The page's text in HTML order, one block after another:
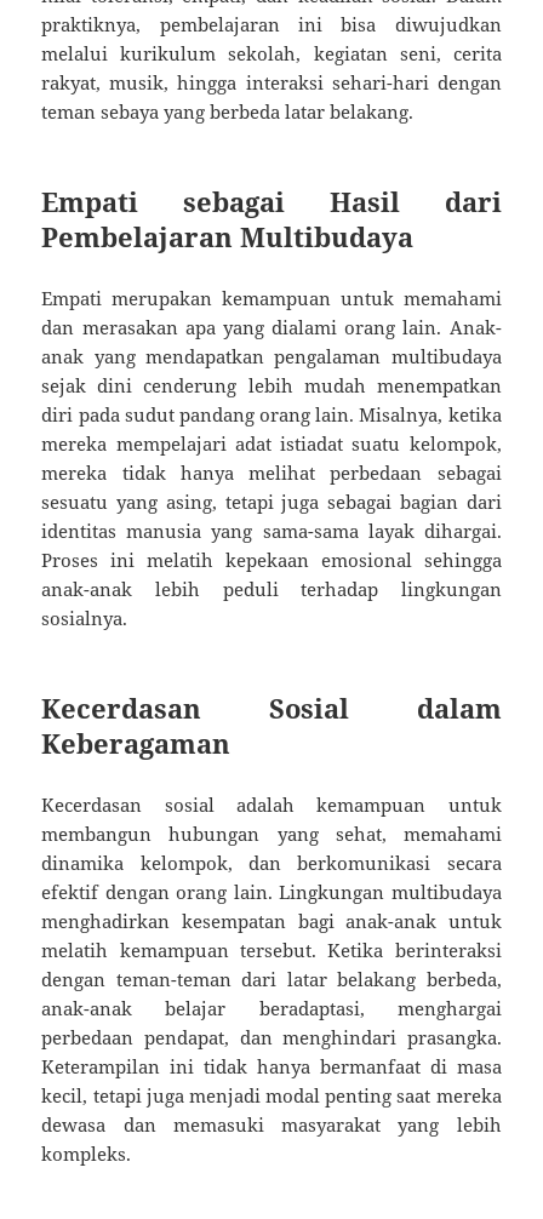
praktiknya, pembelajaran ini bisa diwujudkan
melalui kurikulum sekolah, kegiatan seni, cerita
rakyat, musik, hingga interaksi sehari-hari dengan
teman sebaya yang berbeda latar belakang.
Empati sebagai Hasil dari
Pembelajaran Multibudaya
Empati merupakan kemampuan untuk memahami
dan merasakan apa yang dialami orang lain. Anak-
anak yang mendapatkan pengalaman multibudaya
sejak dini cenderung lebih mudah menempatkan
diri pada sudut pandang orang lain. Misalnya, ketika
mereka mempelajari adat istiadat suatu kelompok,
mereka tidak hanya melihat perbedaan sebagai
sesuatu yang asing, tetapi juga sebagai bagian dari
identitas manusia yang sama-sama layak dihargai.
Proses ini melatih kepekaan emosional sehingga
anak-anak lebih peduli terhadap lingkungan
sosialnya.
Kecerdasan Sosial dalam
Keberagaman
Kecerdasan sosial adalah kemampuan untuk
membangun hubungan yang sehat, memahami
dinamika kelompok, dan berkomunikasi secara
efektif dengan orang lain. Lingkungan multibudaya
menghadirkan kesempatan bagi anak-anak untuk
melatih kemampuan tersebut. Ketika berinteraksi
dengan teman-teman dari latar belakang berbeda,
anak-anak belajar beradaptasi, menghargai
perbedaan pendapat, dan menghindari prasangka.
Keterampilan ini tidak hanya bermanfaat di masa
kecil, tetapi juga menjadi modal penting saat mereka
dewasa dan memasuki masyarakat yang lebih
kompleks.